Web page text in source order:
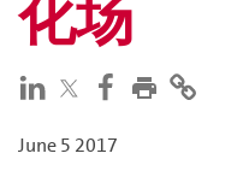
化场
June 5 2017